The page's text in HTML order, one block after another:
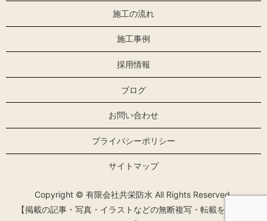
施工の流れ
施工事例
採用情報
ブログ
お問い合わせ
プライバシーポリシー
サイトマップ
Copyright © 有限会社共栄防水 All Rights Reserved.
【掲載の記事・写真・イラストなどの無断複写・転載を禁じま